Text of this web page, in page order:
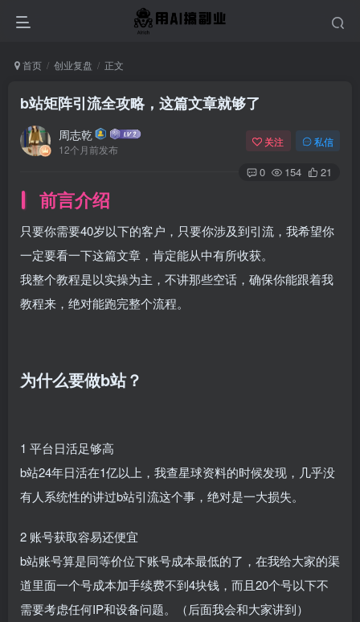
首页 创业复盘 正文
b站矩阵引流全攻略，这篇文章就够了
周志乾
12个月前发布
关注 私信
0 154 21
前言介绍
只要你需要40岁以下的客户，只要你涉及到引流，我希望你
一定要看一下这篇文章，肯定能从中有所收获。​
我整个教程是以实操为主，不讲那些空话，确保你能跟着我
教程来，绝对能跑完整个流程。​
为什么要做b站​？
1 平台日活足够高​
b站24年日活在1亿以上，我查星球资料的时候发现，几乎没
有人系统性的讲过b站引流这个事，绝对是一大损失。
2 账号获取容易还便宜​
b站账号算是同等价位下账号成本最低的了，在我给大家的渠
道里面一个号成本加手续费不到4块钱，而且20个号以下不
需要考虑任何IP和设备问题。（后面我会和大家讲到）